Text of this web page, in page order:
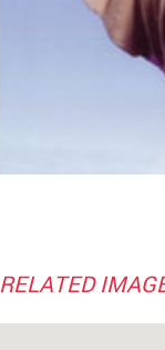
RELATED